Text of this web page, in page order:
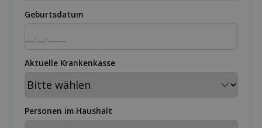
Geburtsdatum
Aktuelle Krankenkasse
Personen im Haushalt